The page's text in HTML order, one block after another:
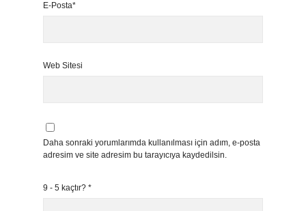
E-Posta*
Web Sitesi
Daha sonraki yorumlarımda kullanılması için adım, e-posta
adresim ve site adresim bu tarayıcıya kaydedilsin.
9 - 5 kaçtır? *